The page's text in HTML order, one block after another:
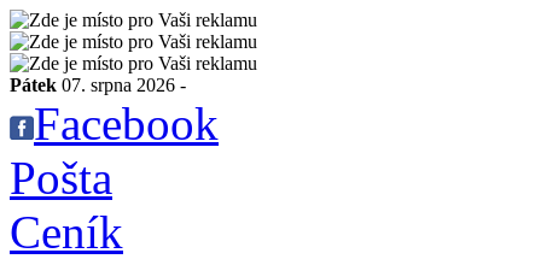
Pátek 07. srpna 2026 -
Facebook
Pošta
Ceník